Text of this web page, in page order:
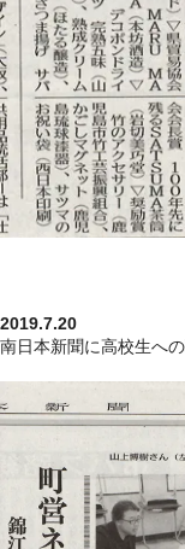
2019.7.20
南日本新聞に高校生へ